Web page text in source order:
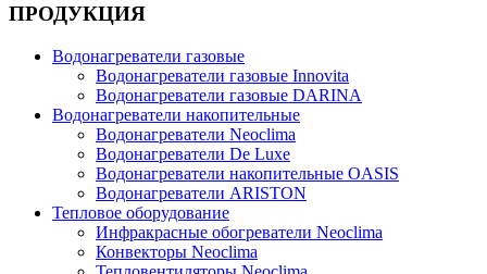
ПРОДУКЦИЯ
Водонагреватели газовые
Водонагреватели газовые Innovita
Водонагреватели газовые DARINA
Водонагреватели накопительные
Водонагреватели Neoclima
Водонагреватели De Luxe
Водонагреватели накопительные OASIS
Водонагреватели ARISTON
Тепловое оборудование
Инфракрасные обогреватели Neoclima
Конвекторы Neoclima